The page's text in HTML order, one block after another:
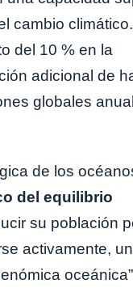
cambio
del 10 % en la
adicional de
globales
de los
del equilibrio
su población
activamente, un